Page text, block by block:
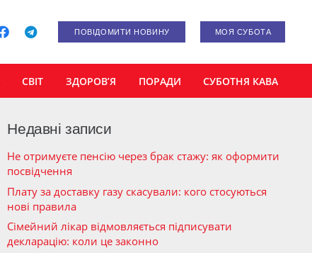
ПОВІДОМИТИ НОВИНУ МОЯ СУБОТА
СВІТ ЗДОРОВ’Я ПОРАДИ СУБОТНЯ КАВА
Недавні записи
Не отримуєте пенсію через брак стажу: як оформити
посвідчення
Плату за доставку газу скасували: кого стосуються
нові правила
Сімейний лікар відмовляється підписувати
декларацію: коли це законно